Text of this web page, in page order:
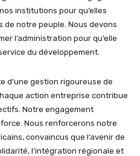
institutions pour qu’elles
de notre peuple. Nous devons
l’administration pour qu’elle
du développement.
d’une gestion rigoureuse de
action entreprise contribue
Notre engagement
Nous renforcerons notre
convaincus que l’avenir de
l’intégration régionale et